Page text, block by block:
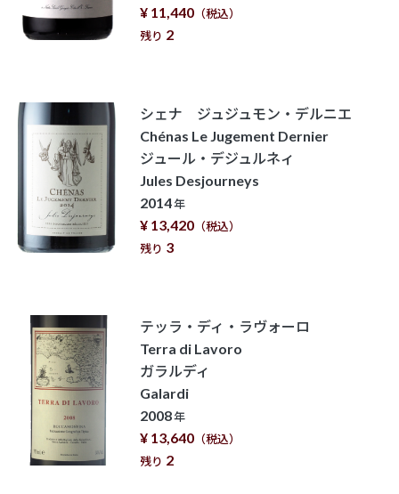
¥ 11,440 （税込）
残り 2
シェナ ジュジュモン・デルニエ
Chénas Le Jugement Dernier
ジュール・デジュルネィ
Jules Desjourneys
2014年
¥ 13,420 （税込）
残り 3
テッラ・ディ・ラヴォーロ
Terra di Lavoro
ガラルディ
Galardi
2008年
¥ 13,640 （税込）
残り 2